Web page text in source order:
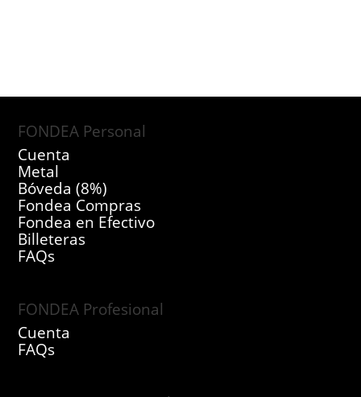
FONDEA Personal
Cuenta
Metal
Bóveda (8%)
Fondea Compras
Fondea en Efectivo
Billeteras
FAQs
FONDEA Profesional
Cuenta
FAQs